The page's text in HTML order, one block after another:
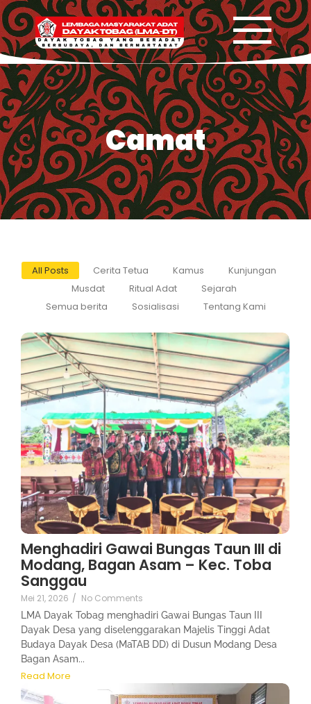
Camat
All Posts Cerita Tetua Kamus
Kunjungan
Musdat
Ritual Adat
Sejarah
Semua berita
Sosialisasi Tentang Kami
Menghadiri Gawai Bungas Taun III di
Modang, Bagan Asam – Kec. Toba
Sanggau
Mei 21, 2026 / No Comments
LMA Dayak Tobag menghadiri Gawai Bungas Taun III
Dayak Desa yang diselenggarakan Majelis Tinggi Adat
Budaya Dayak Desa (MaTAB DD) di Dusun Modang Desa
Bagan Asam...
Read More